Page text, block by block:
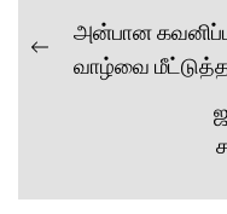
Post
navigation
Previous
அன்பான
வாழ்வை